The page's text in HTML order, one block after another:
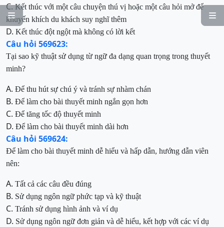


C.Kết thúc với một câu chuyện thú vị hoặc một câu hỏi mở để
khuyến khích du khách suy nghĩ thêm
D. Kết thúc đột ngột mà không có lời kết
Câu hỏi 569623:
Tại sao kỹ thuật sử dụng từ ngữ đa dạng quan trọng trong thuyết
minh?
A. Để thu hút sự chú ý và tránh sự nhàm chán
B. Để làm cho bài thuyết minh ngắn gọn hơn
C. Để tăng tốc độ thuyết minh
D. Để làm cho bài thuyết minh dài hơn
Câu hỏi 569624:
Để làm cho bài thuyết minh dễ hiểu và hấp dẫn, hướng dẫn viên
nên:
A. Tất cả các câu đều đúng
B. Sử dụng ngôn ngữ phức tạp và kỹ thuật
C. Tránh sử dụng hình ảnh và ví dụ
D. Sử dụng ngôn ngữ đơn giản và dễ hiểu, kết hợp với các ví dụ